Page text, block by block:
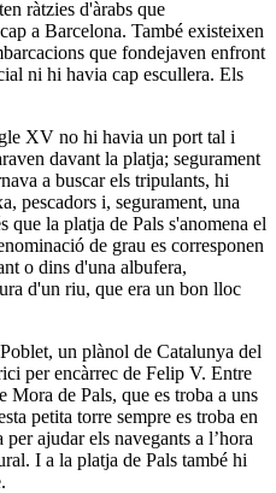
ràtzies d'àrabs que
a Barcelona. També existeixen
que fondejaven enfront
ni hi havia cap escullera. Els
XV no hi havia un port tal i
davant la platja; segurament
a buscar els tripulants, hi
pescadors i, segurament, una
que la platja de Pals s'anomena el
de grau es corresponen
o dins d'una albufera,
d'un riu, que era un bon lloc
un plànol de Catalunya del
per encàrrec de Felip V. Entre
Mora de Pals, que es troba a uns
petita torre sempre es troba en
ajudar els navegants a l’hora
I a la platja de Pals també hi